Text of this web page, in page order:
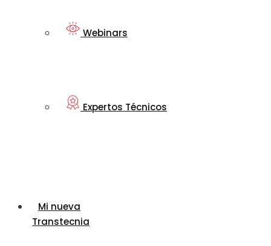
Webinars
Expertos Técnicos
Mi nueva
Transtecnia